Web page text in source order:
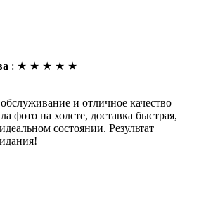
: ★ ★ ★ ★ ★
и отличное качество
фото на холсте, доставка быстрая,
состоянии. Результат